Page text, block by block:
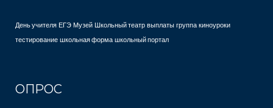
День учителя ЕГЭ Музей Школьный театр выплаты группа киноуроки
тестирование школьная форма школьный портал
ОПРОС